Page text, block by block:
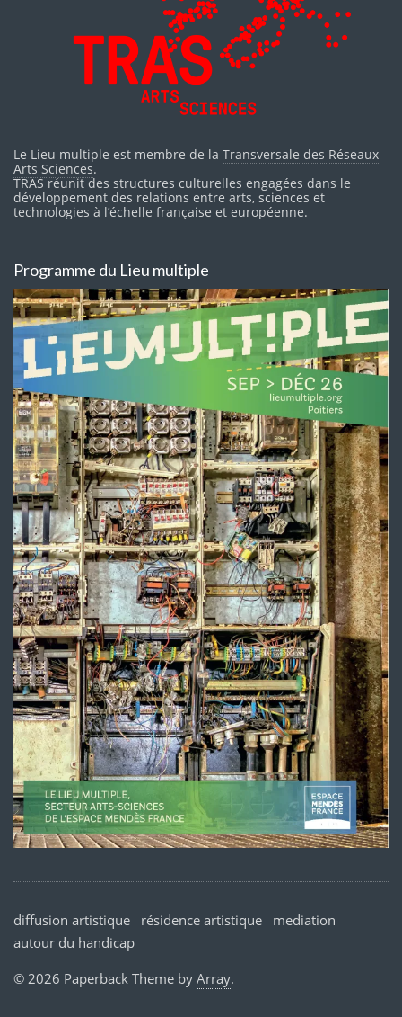
Le Lieu multiple est membre de la Transversale des Réseaux
Arts Sciences.
TRAS réunit des structures culturelles engagées dans le
développement des relations entre arts, sciences et
technologies à l’échelle française et européenne.
Programme du Lieu multiple
diffusion artistique résidence artistique
mediation
autour du handicap
© 2026 Paperback Theme by Array.